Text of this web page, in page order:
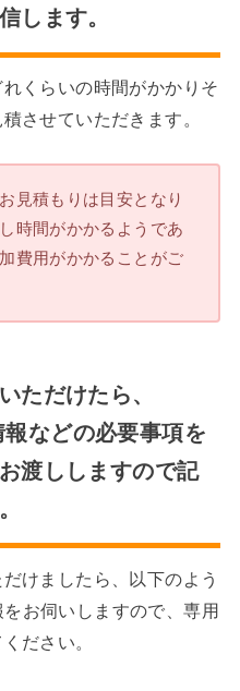
します。
くらいの時間がかかりそ
させていただきます。
見積もりは目安となり
時間がかかるようであ
費用がかかることがご
ただけたら、
などの必要事項を
渡ししますので記
けましたら、以下のよう
お伺いしますので、専用
ださい。